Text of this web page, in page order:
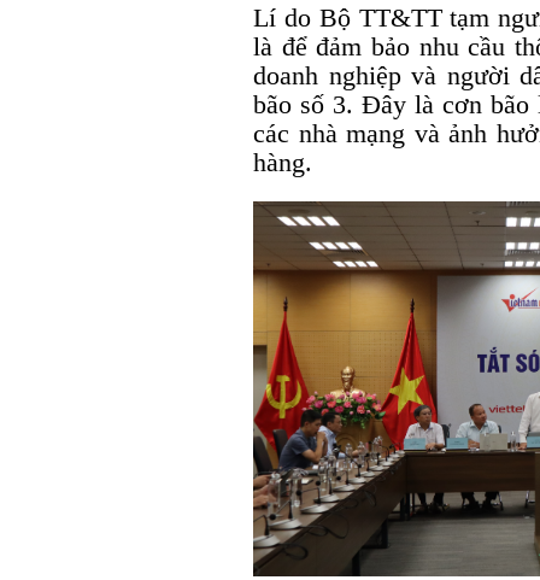
Lí do Bộ TT&TT tạm
là để đảm bảo nhu cầu
doanh nghiệp và người
bão số 3. Đây là cơn bão
các nhà mạng và ảnh
hàng.